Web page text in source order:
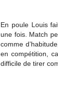
En poule Louis
une fois. Match
comme
en compétition,
difficile de tirer